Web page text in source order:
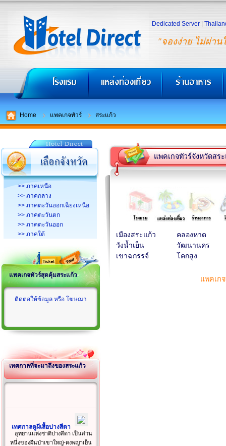
"จองง่าย ไม่ผ่าน
Dedicated Server
Home แพคเกจทัวร์ สระแก้ว
>> ภาคเหนือ
>> ภาคกลาง
>> ภาคตะวันออกเฉียงเหนือ
>> ภาคตะวันตก
>> ภาคตะวันออก
>> ภาคใต้
แพคเกจทัวร์สุดคุ้มสระแก้ว
ติดต่อให้ข้อมูล หรือ โฆษณา
เทศกาลที่จะมาถึงของสระแก้ว
เทศกาลดูผีเสื้อปางสีดา
อุทยานแห่งชาติปางสีดา เป็นส่วน
หนึ่งของผืนป่าเขาใหญ่-ดงพญาเย็น
แพคเกจทัวร์จังหวัดสร
เมืองสระแก้ว
คลองหาด
วังน้ำเย็น
วัฒนานคร
เขาฉกรรจ์
โคกสูง
แพคเก